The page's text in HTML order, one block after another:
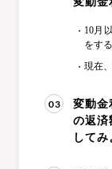
10月
をす
現在
03
変動金
の返済
してみ